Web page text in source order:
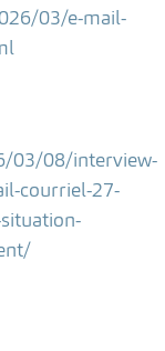
03/e-mail-
03/08/interview-
courriel-27-